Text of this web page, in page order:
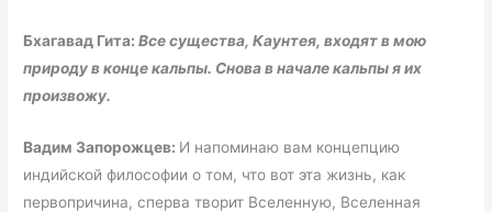
Бхагавад Гита:Все существа, Каунтея, входят в мою
природу в конце кальпы. Снова в начале кальпы я их
произвожу.
Вадим Запорожцев: И напоминаю вам концепцию
индийской философии о том, что вот эта жизнь, как
первопричина, сперва творит Вселенную, Вселенная